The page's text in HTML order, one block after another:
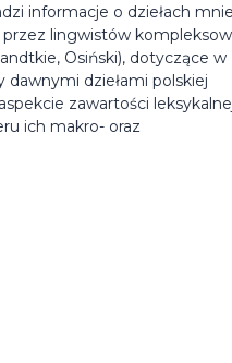
informacje o dziełach
przez lingwistów
Osiński), dotyczące w
dawnymi dziełami polskiej
zawartości
ich makro- oraz